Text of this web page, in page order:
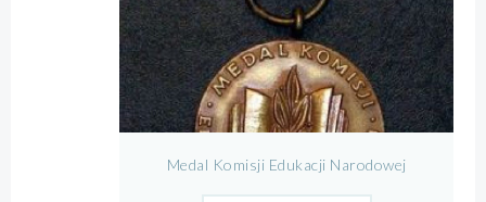
Medal Komisji Edukacji Narodowej